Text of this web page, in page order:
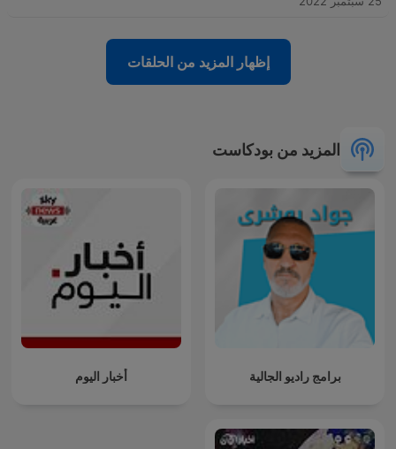
إظهار المزيد من الحلقات
المزيد من بودكاست
برامج راديو الجالية أخبار اليوم